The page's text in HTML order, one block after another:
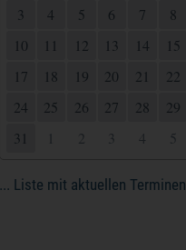
3
4 5 6 7 8
10 11 12 13 14 15
17
18 19 20 21 22
24
25 26 27 28 29
31
2 3 4 5
... Liste mit aktuellen Terminen